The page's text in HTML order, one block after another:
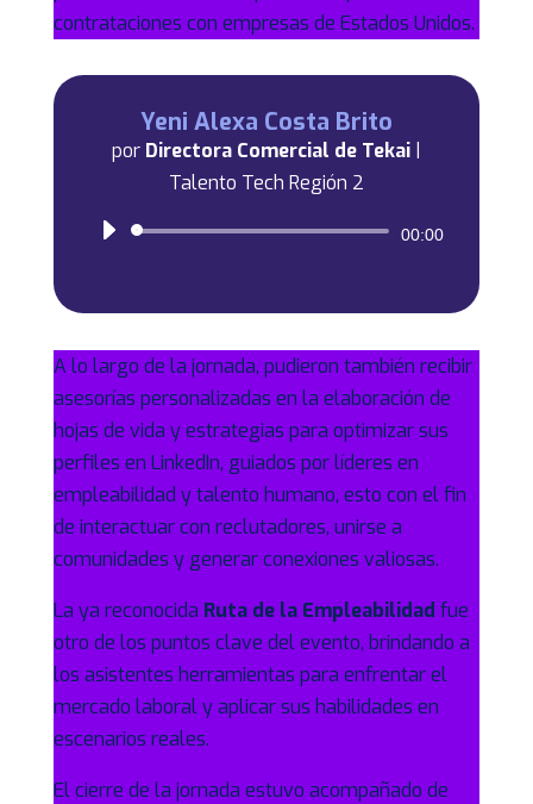
contrataciones con empresas de Estados Unidos.
Yeni Alexa Costa Brito
por Directora Comercial de Tekai|
Talento Tech Región 2
Reproductor
00:00
A lo largo de la jornada, pudieron también recibir
asesorías personalizadas en la elaboración de
hojas de vida y estrategias para optimizar sus
perfiles en LinkedIn, guiados por líderes en
empleabilidad y talento humano, esto con el fin
de interactuar con reclutadores, unirse a
comunidades y generar conexiones valiosas.
La ya reconocida Ruta de la Empleabilidad fue
otro de los puntos clave del evento, brindando a
los asistentes herramientas para enfrentar el
mercado laboral y aplicar sus habilidades en
escenarios reales.
El cierre de la jornada estuvo acompañado de